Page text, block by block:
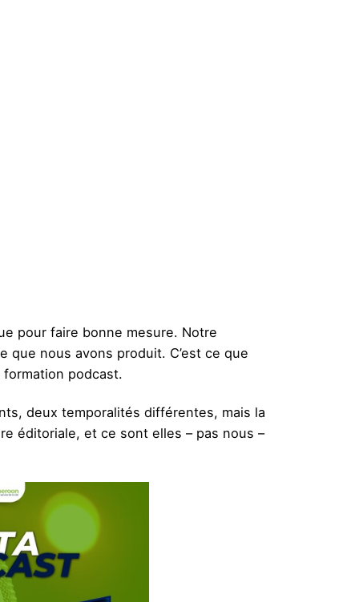
pour faire bonne mesure. Notre
que nous avons produit. C’est ce que
podcast.
deux temporalités différentes, mais la
éditoriale, et ce sont elles – pas nous –